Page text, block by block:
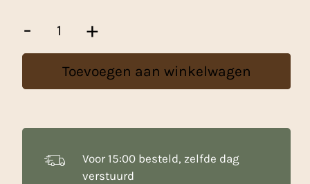
-
-
Kg
+
Toevoegen aan winkelwagen
Voor 15:00 besteld, zelfde dag
verstuurd